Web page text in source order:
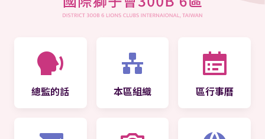
總監的話 本區組織 區行事曆